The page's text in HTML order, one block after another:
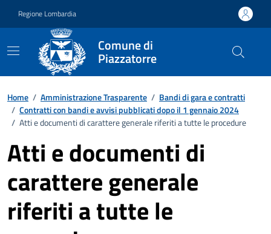
Regione Lombardia
Comune di
Piazzatorre
Home / Amministrazione Trasparente / Bandi di gara e contratti
/ Contratti con bandi e avvisi pubblicati dopo il 1 gennaio 2024
/ Atti e documenti di carattere generale riferiti a tutte le procedure
Atti e documenti di
carattere generale
riferiti a tutte le